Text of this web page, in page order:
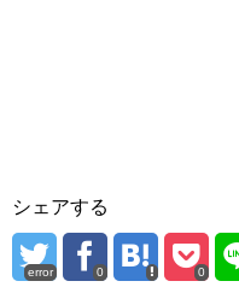
シェアする
error 0 0